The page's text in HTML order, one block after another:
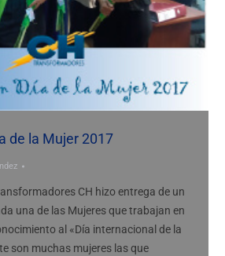
de la Mujer 2017
CH hizo entrega de un
una de las Mujeres que trabajan en
al «Día internacional de la
son muchas mujeres las que